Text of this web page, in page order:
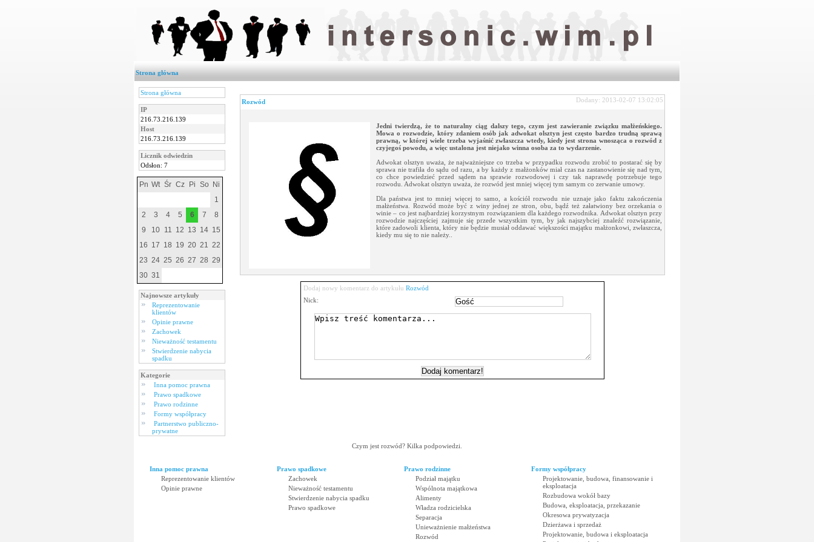
Strona główna
Strona główna
IP
216.73.216.139
Host
216.73.216.139
Licznik odwiedzin
Odsłon: 7
Pn Wt Śr Cz Pi So
Ni
1
2
3 4 5 6 7
8
9
10 11 12 13 14 15
16 17 18 19 20 21 22
23 24 25 26 27 28 29
30 31
Najnowsze artykuły
Reprezentowanie
klientów
Opinie prawne
Zachowek
Nieważność testamentu
Stwierdzenie nabycia
spadku
Kategorie
Inna pomoc prawna
Prawo spadkowe
Prawo rodzinne
Formy współpracy
Partnerstwo publiczno-
prywatne
Rozwód Dodany: 2013-02-07 13:02:05
Jedni twierdzą, że to naturalny ciąg dalszy tego, czym jest zawieranie związku małżeńskiego.
Mowa o rozwodzie, który zdaniem osób jak adwokat olsztynjest często bardzo trudną sprawą
prawną, w której wiele trzeba wyjaśnić zwłaszcza wtedy, kiedy jest strona wnosząca o rozwód z
czyjegoś powodu, a więc ustalona jest niejako winna osoba za to wydarzenie.
Adwokat olsztyn uważa, że najważniejsze co trzeba w przypadku rozwodu zrobić to postarać się by
sprawa nie trafiła do sądu od razu, a by każdy z małżonków miał czas na zastanowienie się nad tym,
co chce powiedzieć przed sądem na sprawie rozwodowej i czy tak naprawdę potrzebuje tego
rozwodu. Adwokat olsztyn uważa, że rozwód jest mniej więcej tym samym co zerwanie umowy.
Dla państwa jest to mniej więcej to samo, a kościół rozwodu nie uznaje jako faktu zakończenia
małżeństwa. Rozwód może być z winy jednej ze stron, obu, bądź też załatwiony bez orzekania o
winie – co jest najbardziej korzystnym rozwiązaniem dla każdego rozwodnika. Adwokat olsztyn przy
rozwodzie najczęściej zajmuje się przede wszystkim tym, by jak najszybciej znaleźć rozwiązanie,
które zadowoli klienta, który nie będzie musiał oddawać większości majątku małżonkowi, zwłaszcza,
kiedy mu się to nie należy..
Dodaj nowy komentarz do artykułu Rozwód
Nick:
Czym jest rozwód? Kilka podpowiedzi.
Inna pomoc prawna
Reprezentowanie klientów
Opinie prawne
Prawo spadkowe
Zachowek
Nieważność testamentu
Stwierdzenie nabycia spadku
Prawo spadkowe
Prawo rodzinne
Podział majątku
Wspólnota majątkowa
Alimenty
Władza rodzicielska
Separacja
Unieważnienie małżeństwa
Rozwód
Formy współpracy
Projektowanie, budowa, finansowanie i
eksploatacja
Rozbudowa wokół bazy
Budowa, eksploatacja, przekazanie
Okresowa prywatyzacja
Dzierżawa i sprzedaż
Projektowanie, budowa i eksploatacja